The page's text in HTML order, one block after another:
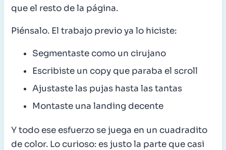
que el resto de la página.
Piénsalo. El trabajo previo ya lo hiciste:
Segmentaste como un cirujano
Escribiste un copy que paraba el scroll
Ajustaste las pujas hasta las tantas
Montaste una landing decente
Y todo ese esfuerzo se juega en un cuadradito
de color. Lo curioso: es justo la parte que casi